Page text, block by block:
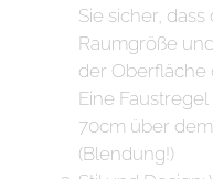
Sie sicher,
Raumgröße
der Oberfläche
Eine
70cm über
(Blendung!)